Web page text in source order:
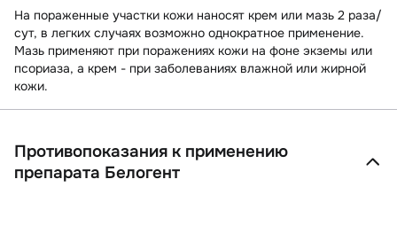
На пораженные участки кожи наносят крем или мазь 2 раза/
сут, в легких случаях возможно однократное применение.
Мазь применяют при поражениях кожи на фоне экземы или
псориаза, а крем - при заболеваниях влажной или жирной
кожи.
Противопоказания к применению
препарата Белогент